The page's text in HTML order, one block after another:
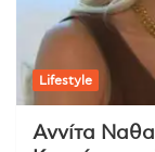
Lifestyle
Αννίτα